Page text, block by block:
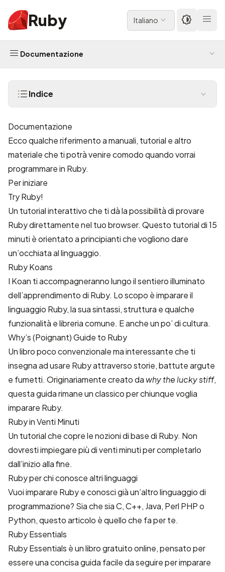
Ruby Italiano
Documentazione
Indice
Documentazione
Ecco qualche riferimento a manuali, tutorial e altro
materiale che ti potrà venire comodo quando vorrai
programmare in Ruby.
Per iniziare
Try Ruby!
Un tutorial interattivo che ti dà la possibilità di provare
Ruby direttamente nel tuo browser. Questo tutorial di 15
minuti è orientato a principianti che vogliono dare
un’occhiata al linguaggio.
Ruby Koans
I Koan ti accompagneranno lungo il sentiero illuminato
dell’apprendimento di Ruby. Lo scopo è imparare il
linguaggio Ruby, la sua sintassi, struttura e qualche
funzionalità e libreria comune. E anche un po’ di cultura.
Why’s (Poignant) Guide to Ruby
Un libro poco convenzionale ma interessante che ti
insegna ad usare Ruby attraverso storie, battute argute
e fumetti. Originariamente creato dawhy the lucky stiff,
questa guida rimane un classico per chiunque voglia
imparare Ruby.
Ruby in Venti Minuti
Un tutorial che copre le nozioni di base di Ruby. Non
dovresti impiegare più di venti minuti per completarlo
dall’inizio alla fine.
Ruby per chi conosce altri linguaggi
Vuoi imparare Ruby e conosci già un’altro linguaggio di
programmazione? Sia che sia C, C++, Java, Perl PHP o
Python, questo articolo è quello che fa per te.
Ruby Essentials
Ruby Essentials è un libro gratuito online, pensato per
essere una concisa guida facile da seguire per imparare